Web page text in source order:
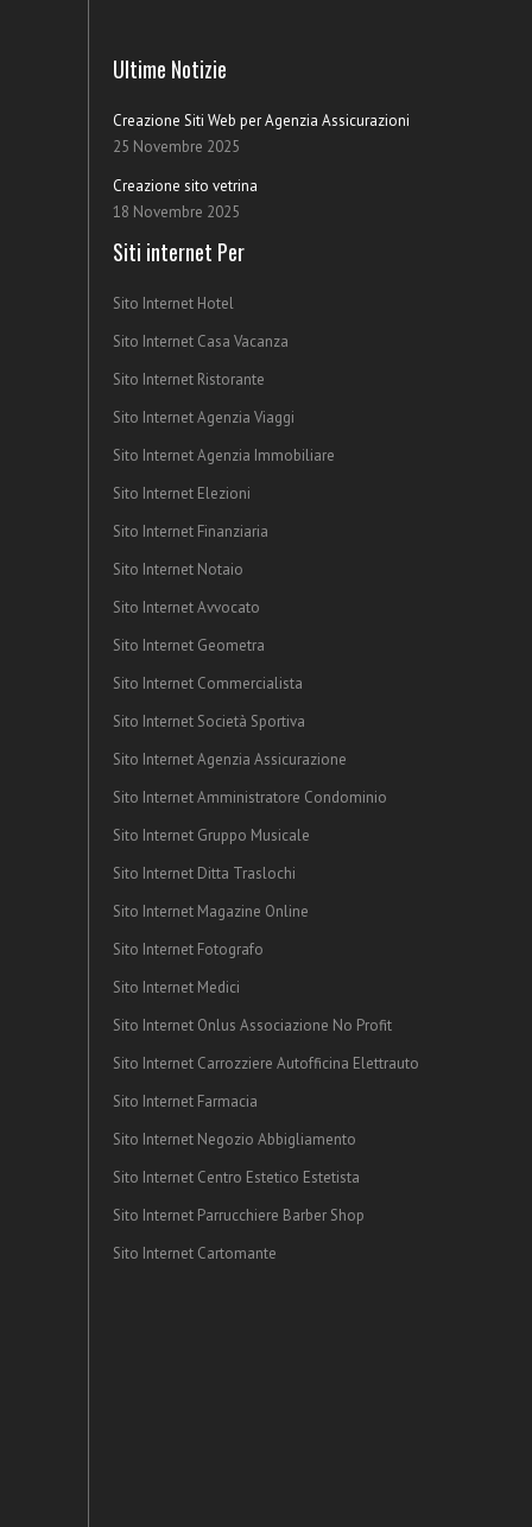
Ultime Notizie
Creazione Siti Web per Agenzia Assicurazioni
25 Novembre 2025
Creazione sito vetrina
18 Novembre 2025
Siti internet Per
Sito Internet Hotel
Sito Internet Casa Vacanza
Sito Internet Ristorante
Sito Internet Agenzia Viaggi
Sito Internet Agenzia Immobiliare
Sito Internet Elezioni
Sito Internet Finanziaria
Sito Internet Notaio
Sito Internet Avvocato
Sito Internet Geometra
Sito Internet Commercialista
Sito Internet Società Sportiva
Sito Internet Agenzia Assicurazione
Sito Internet Amministratore Condominio
Sito Internet Gruppo Musicale
Sito Internet Ditta Traslochi
Sito Internet Magazine Online
Sito Internet Fotografo
Sito Internet Medici
Sito Internet Onlus Associazione No Profit
Sito Internet Carrozziere Autofficina Elettrauto
Sito Internet Farmacia
Sito Internet Negozio Abbigliamento
Sito Internet Centro Estetico Estetista
Sito Internet Parrucchiere Barber Shop
Sito Internet Cartomante